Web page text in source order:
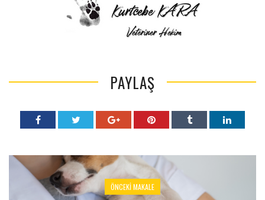
PAYLAŞ
ÖNCEKI MAKALE